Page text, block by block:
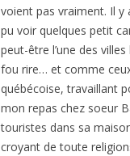
voient pas vraiment. Il y
pu voir quelques petit
peut-être l’une des
fou rire… et comme
québécoise, travaillant
mon repas chez soeur
touristes dans sa
croyant de toute